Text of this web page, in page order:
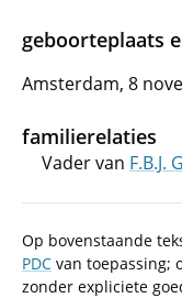
geboorteplaats
Amsterdam, 8
familierelaties
Vader van F.B.J.
Op bovenstaande
PDC van toepassing;
zonder expliciete